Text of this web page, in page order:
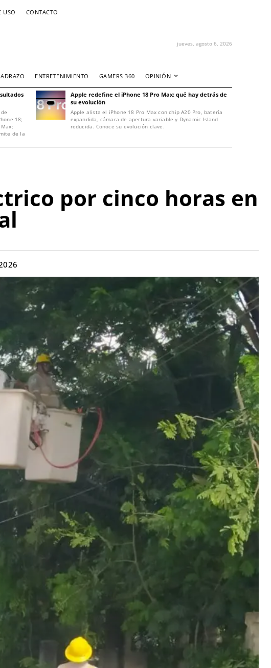
USO CONTACTO
jueves, agosto 6, 2026
ENTRETENIMIENTO GAMERS 360 OPINIÓN
18;
de la
Apple redefine el iPhone 18 Pro Max: qué hay detrás de
su evolución
Apple alista el iPhone 18 Pro Max con chip A20 Pro, batería
expandida, cámara de apertura variable y Dynamic Island
reducida. Conoce su evolución clave.
por cinco horas en